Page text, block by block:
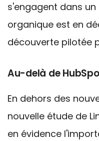
s'engagent dans
organique est en
découverte pilotée
Au-delà de
En dehors des
nouvelle étude de
en évidence